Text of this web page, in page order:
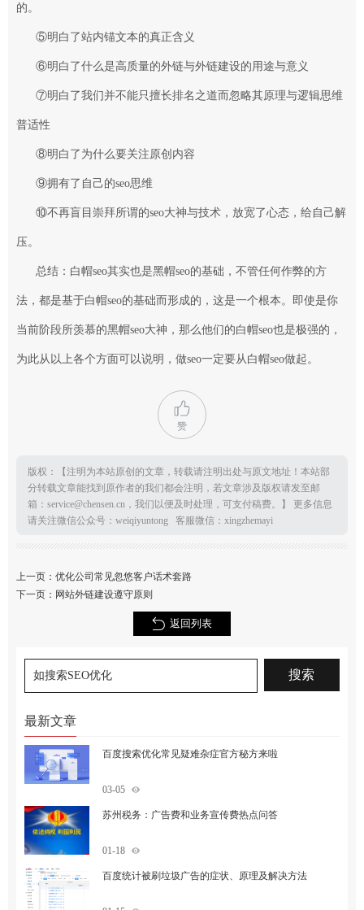
的。
⑤明白了站内锚文本的真正含义
⑥明白了什么是高质量的外链与外链建设的用途与意义
⑦明白了我们并不能只擅长排名之道而忽略其原理与逻辑思维
普适性
⑧明白了为什么要关注原创内容
⑨拥有了自己的seo思维
⑩不再盲目崇拜所谓的seo大神与技术，放宽了心态，给自己解
压。
总结：白帽seo其实也是黑帽seo的基础，不管任何作弊的方
法，都是基于白帽seo的基础而形成的，这是一个根本。即使是你
当前阶段所羡慕的黑帽seo大神，那么他们的白帽seo也是极强的，
为此从以上各个方面可以说明，做seo一定要从白帽seo做起。
赞
版权：【注明为本站原创的文章，转载请注明出处与原文地址！本站部
分转载文章能找到原作者的我们都会注明，若文章涉及版权请发至邮
箱：service@chensen.cn，我们以便及时处理，可支付稿费。】 更多信息
请关注微信公众号：weiqiyuntong 客服微信：xingzhemayi
上一页： 优化公司常见忽悠客户话术套路
下一页： 网站外链建设遵守原则
返回列表
最新文章
百度搜索优化常见疑难杂症官方秘方来啦
03-05
苏州税务：广告费和业务宣传费热点问答
01-18
百度统计被刷垃圾广告的症状、原理及解决方法